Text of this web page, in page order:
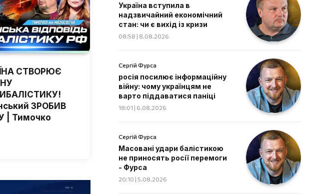
СТВОРЮЄ
ЗРОБИВ
| Тимочко
Україна вступила в
надзвичайний економічний
стан: чи є вихід із кризи
08:58 | 8.08.2026
Сергій Фурса
росія посилює інформаційну
війну: чому українцям не
варто піддаватися паніці
18:01 | 6.08.2026
Сергій Фурса
Масовані удари балістикою
не приносять росії перемоги
- Фурса
20:10 | 5.08.2026